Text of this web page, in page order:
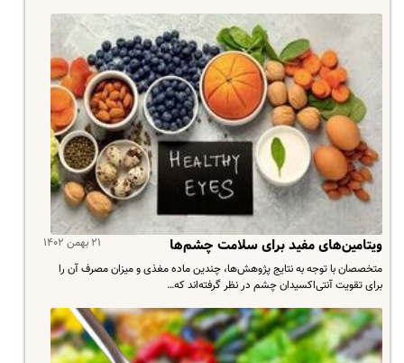
۲۱ بهمن ۱۴۰۲ ویتامین‌های مفید برای سلامت چشم‌ها
متخصصان با توجه به نتایج پژوهش‌ها، چندین ماده مغذی و میزان مصرف آن را
برای تقویت آنتی‌اکسیدان چشم در نظر گرفته‌اند که…